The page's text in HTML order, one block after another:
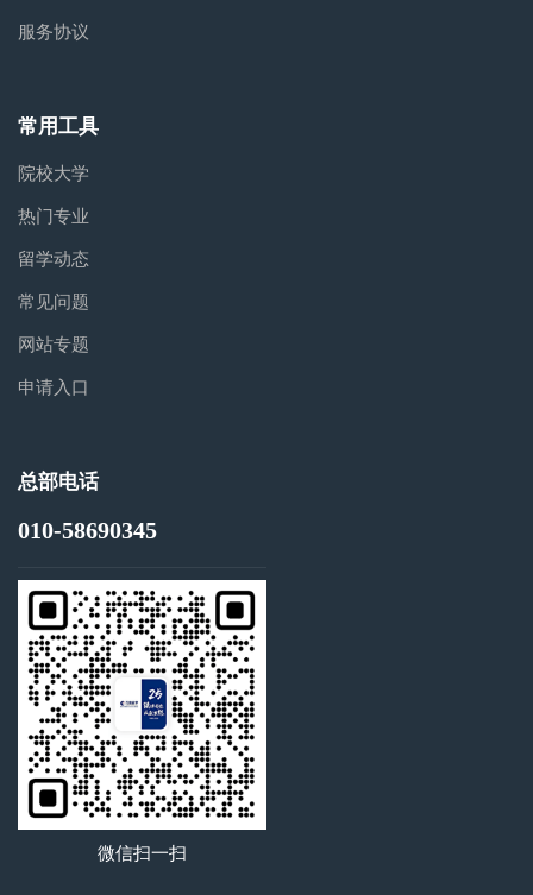
服务协议
常用工具
院校大学
热门专业
留学动态
常见问题
网站专题
申请入口
总部电话
010-58690345
微信扫一扫